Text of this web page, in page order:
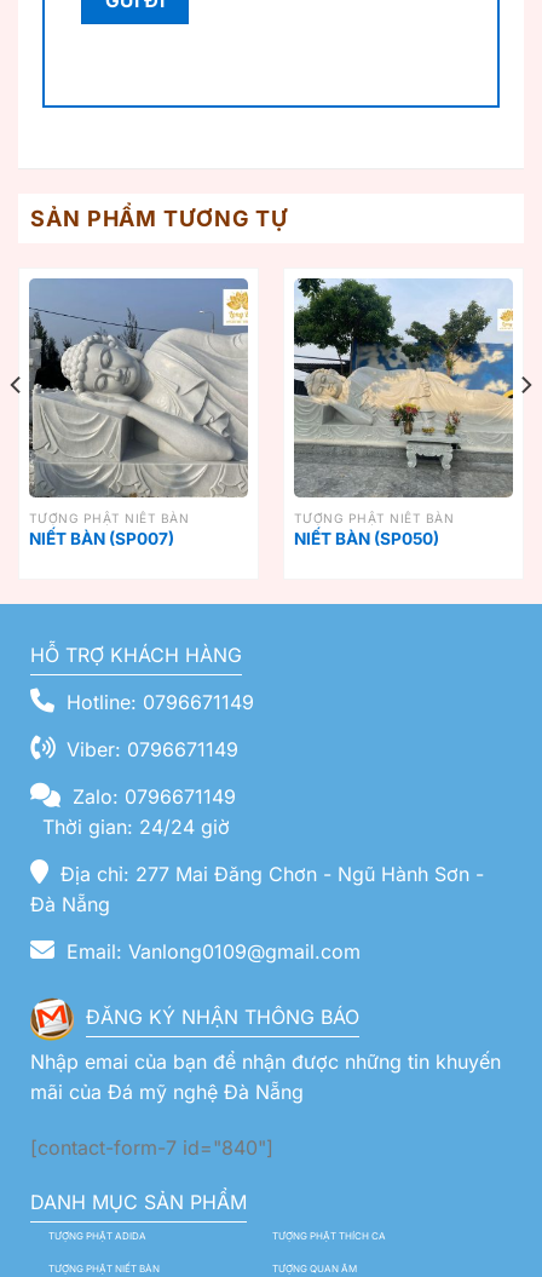
SẢN PHẨM TƯƠNG TỰ
TƯỢNG PHẬT NIẾT BÀN
NIẾT BÀN (SP007)
TƯỢNG PHẬT NIẾT BÀN
NIẾT BÀN (SP050)
HỖ TRỢ KHÁCH HÀNG
Hotline: 0796671149
Viber: 0796671149
Zalo: 0796671149
Thời gian: 24/24 giờ
Địa chỉ: 277 Mai Đăng Chơn - Ngũ Hành Sơn -
Đà Nẵng
Email: Vanlong0109@gmail.com
ĐĂNG KÝ NHẬN THÔNG BÁO
Nhập emai của bạn để nhận được những tin khuyến
mãi của Đá mỹ nghệ Đà Nẵng
[contact-form-7 id="840"]
DANH MỤC SẢN PHẨM
TƯỢNG PHẬT ADIDA TƯỢNG PHẬT THÍCH CA
TƯỢNG PHẬT NIẾT BÀN TƯỢNG QUAN ÂM